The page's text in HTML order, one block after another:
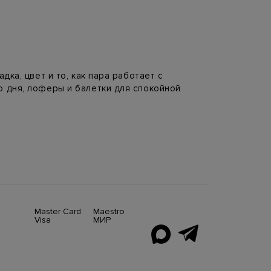
цвет и то, как пара работает с
дня, лоферы и балетки для спокойной
Master Card
Visa
Maestro
МИР